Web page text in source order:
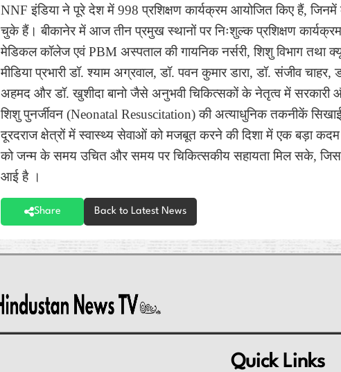
NNF इंडिया ने पूरे देश में 998 प्रशिक्षण कार्यक्रम आयोजित किए हैं, जिनमें
चुके हैं। बीकानेर में आज तीन प्रमुख स्थानों पर निःशुल्क प्रशिक्षण
मेडिकल कॉलेज एवं PBM अस्पताल की गायनिक नर्सरी, शिशु विभाग तथा
मीडिया प्रभारी डॉ. श्याम अग्रवाल, डॉ. पवन कुमार डारा, डॉ. संजीव चाहर,
अहमद और डॉ. खुशीदा बानो जैसे अनुभवी चिकित्सकों के नेतृत्व में सरकारी
शिशु पुनर्जीवन (Neonatal Resuscitation) की अत्याधुनिक तकनीकें
दूरदराज क्षेत्रों में स्वास्थ्य सेवाओं को मजबूत करने की दिशा में एक बड़ा
को जन्म के समय उचित और समय पर चिकित्सकीय सहायता मिल सके,
आई है ।
Share Back to Latest News
Quick Links